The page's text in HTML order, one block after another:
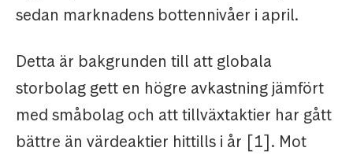
sedan marknadens bottennivåer i april.
Detta är bakgrunden till att globala
storbolag gett en högre avkastning jämfört
med småbolag och att tillväxtaktier har gått
bättre än värdeaktier hittills i år [1]. Mot